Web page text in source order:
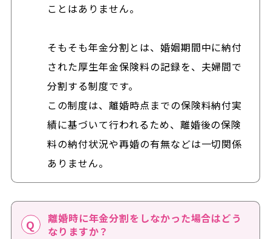
ことはありません。
そもそも年金分割とは、婚姻期間中に納付
された厚生年金保険料の記録を、夫婦間で
分割する制度です。
この制度は、離婚時点までの保険料納付実
績に基づいて行われるため、離婚後の保険
料の納付状況や再婚の有無などは一切関係
ありません。
離婚時に年金分割をしなかった場合はどう
なりますか？